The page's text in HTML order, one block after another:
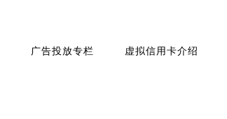
广告投放专栏 虚拟信用卡介绍